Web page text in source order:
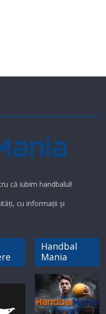
că iubim handbalul!
cu informații și
Handbal
Mania